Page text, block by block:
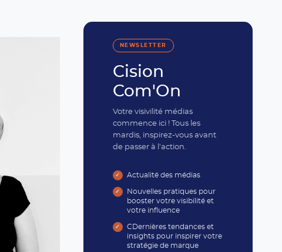
NEWSLETTER
Cision
Com'On
Votre visivilité médias
commence ici ! Tous les
mardis, inspirez-vous avant
de passer à l'action.
Actualité des médias
Nouvelles pratiques pour
booster votre visibilité et
votre influence
CDernières tendances et
insights pour inspirer votre
stratégie de marque